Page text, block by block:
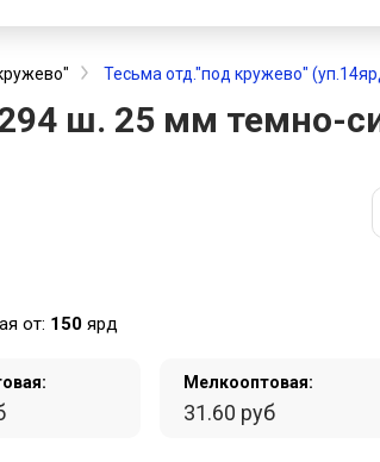
Тесьма отд."под кружево"
ш. 25 мм темно-
от: 150 ярд
Мелкооптовая:
31.60 руб